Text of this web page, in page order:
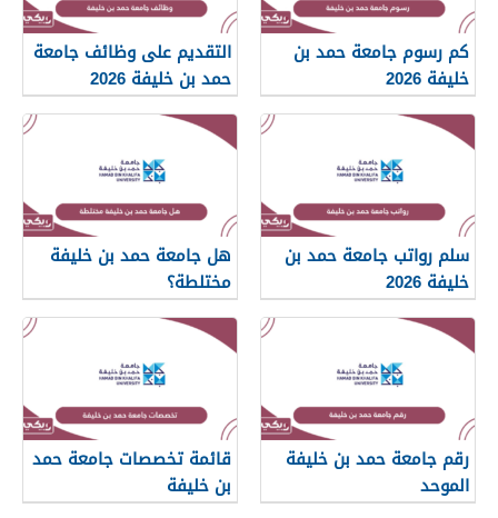
كم رسوم جامعة حمد بن
خليفة 2026
التقديم على وظائف جامعة
حمد بن خليفة 2026
سلم رواتب جامعة حمد بن
خليفة 2026
هل جامعة حمد بن خليفة
مختلطة؟
رقم جامعة حمد بن خليفة
الموحد
قائمة تخصصات جامعة حمد
بن خليفة